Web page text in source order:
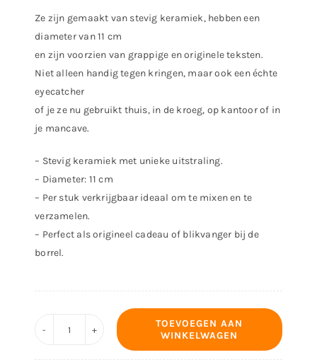
Ze zijn gemaakt van stevig keramiek, hebben een
diameter van 11 cm
en zijn voorzien van grappige en originele teksten.
Niet alleen handig tegen kringen, maar ook een échte
eyecatcher
of je ze nu gebruikt thuis, in de kroeg, op kantoor of in
je mancave.
– Stevig keramiek met unieke uitstraling.
– Diameter: 11 cm
– Per stuk verkrijgbaar ideaal om te mixen en te
verzamelen.
– Perfect als origineel cadeau of blikvanger bij de
borrel.
Onderzetter
TOEVOEGEN AAN
WINKELWAGEN